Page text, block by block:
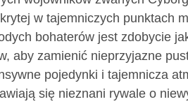
w tajemniczych punktach
bohaterów jest zdobycie
aby zamienić nieprzyjazne
pojedynki i tajemnicza
się nieznani rywale o